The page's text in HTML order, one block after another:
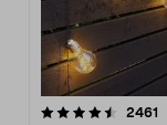
2461
4.0 viidestä